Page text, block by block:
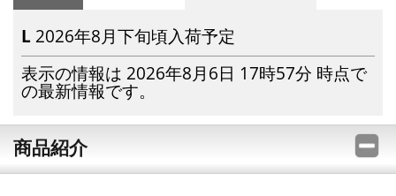
L 2026年8月下旬頃入荷予定
表示の情報は 2026年8月6日 17時57分 時点で
の最新情報です。
商品紹介